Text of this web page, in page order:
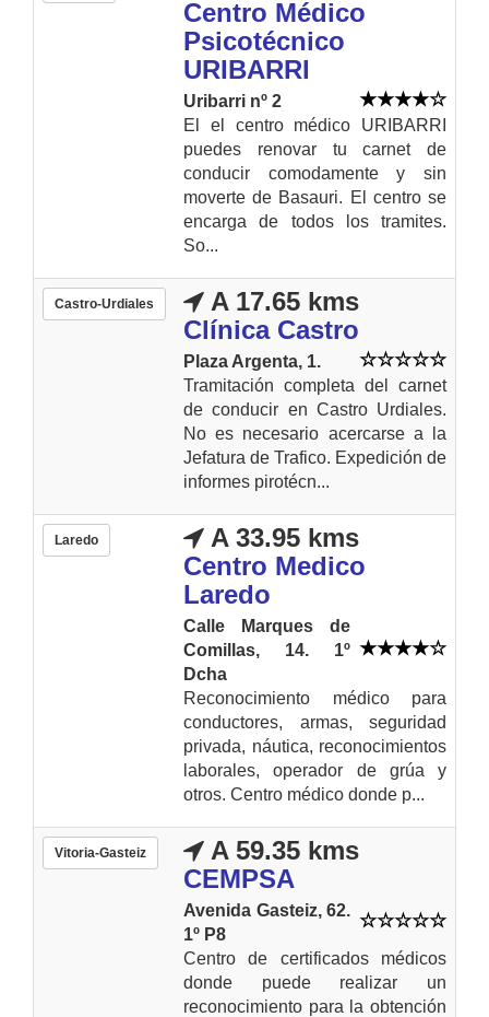
Centro Médico
Psicotécnico
URIBARRI
Uribarri nº 2
El el centro médico URIBARRI
puedes renovar tu carnet de
conducir comodamente y sin
moverte de Basauri. El centro se
encarga de todos los tramites.
So...
Castro-Urdiales
A 17.65 kms
Clínica Castro
Plaza Argenta, 1.
Tramitación completa del carnet
de conducir en Castro Urdiales.
No es necesario acercarse a la
Jefatura de Trafico. Expedición de
informes pirotécn...
Laredo
A 33.95 kms
Centro Medico
Laredo
Calle Marques de
Comillas, 14. 1º
Dcha
Reconocimiento médico para
conductores, armas, seguridad
privada, náutica, reconocimientos
laborales, operador de grúa y
otros. Centro médico donde p...
Vitoria-Gasteiz
A 59.35 kms
CEMPSA
Avenida Gasteiz, 62.
1º P8
Centro de certificados médicos
donde puede realizar un
reconocimiento para la obtención